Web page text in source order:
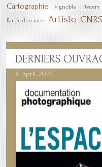
Cartographie Vignoble Posters
Bande dessinée Artiste CNRS
DERNIERS
8 April, 2026
7 April, 2026
1 March, 2026
23 December, 2025
9 December, 2025
6 October, 2025
5 April, 2025
17 March, 2025
11 January, 2025
10 January, 2025